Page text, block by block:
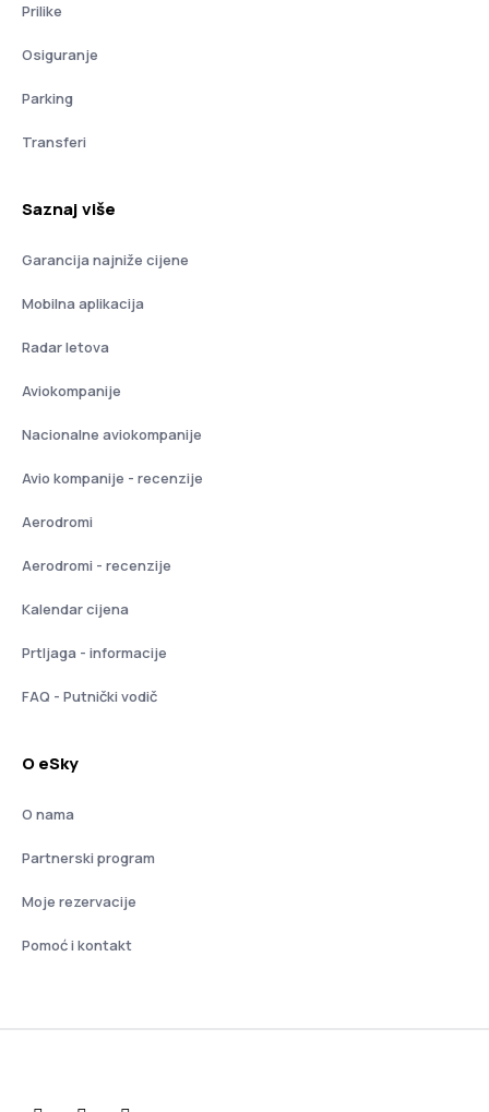
Prilike
Osiguranje
Parking
Transferi
Saznaj više
Garancija najniže cijene
Mobilna aplikacija
Radar letova
Aviokompanije
Nacionalne aviokompanije
Avio kompanije - recenzije
Aerodromi
Aerodromi - recenzije
Kalendar cijena
Prtljaga - informacije
FAQ - Putnički vodič
O eSky
O nama
Partnerski program
Moje rezervacije
Pomoć i kontakt